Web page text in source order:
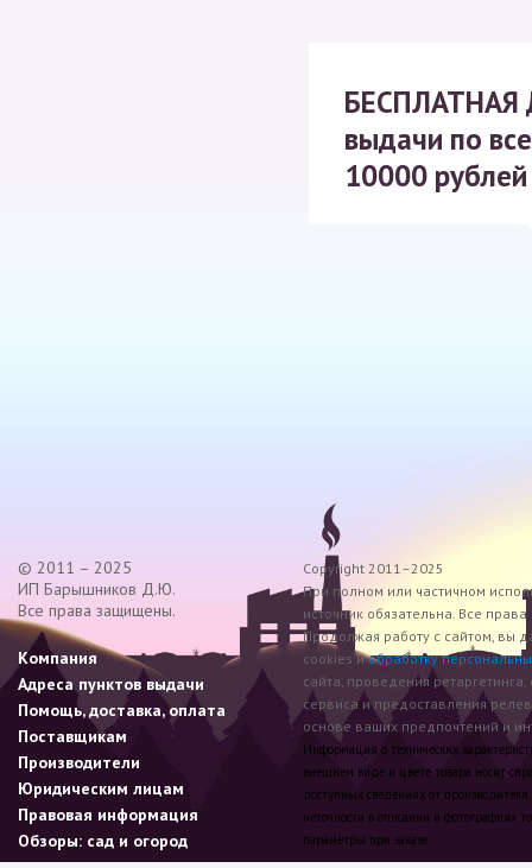
БЕСПЛАТНАЯ
выдачи по
10000 рублей
© 2011 – 2025
ИП Барышников Д.Ю.
Все права защищены.
Компания
Адреса пунктов выдачи
Помощь, доставка, оплата
Поставщикам
Производители
Юридическим лицам
Правовая информация
Обзоры: сад и огород
Copyright 2011–2025
При полном или частичном
источник обязательна. Все
Продолжая работу с сайтом, вы
cookies иобработку
сайта, проведения
сервиса и предоставления
основе ваших предпочтений и
Информация о технических
внешнем виде и цвете товара носит
доступных сведениях от
неточности в описании и фотографиях
параметры при заказе.